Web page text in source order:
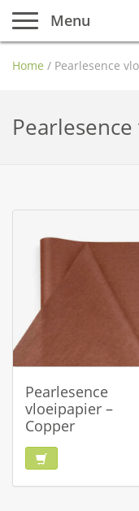
Menu
Home / Pearlesence
Pearlesence
vloeipapier –
Copper